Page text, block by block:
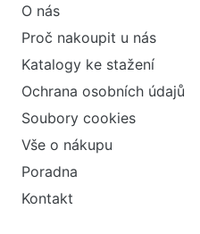
O nás
Proč nakoupit u nás
Katalogy ke stažení
Ochrana osobních údajů
Soubory cookies
Vše o nákupu
Poradna
Kontakt